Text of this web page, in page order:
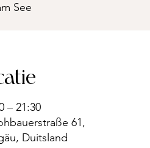
See
– 21:30
61,
Duitsland